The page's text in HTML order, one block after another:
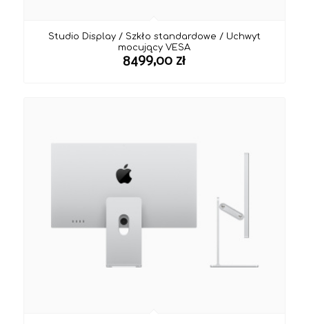
Studio Display / Szkło standardowe / Uchwyt
mocujący VESA
8499,00 zł